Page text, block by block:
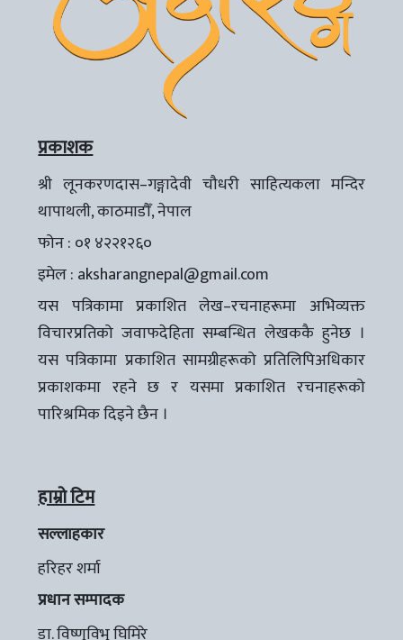
प्रकाशक
श्री लूनकरणदास–गङ्गादेवी चौधरी साहित्यकला मन्दिर
थापाथली, काठमाडौँ, नेपाल
फोन : ०१ ४२२१२६०
इमेल : aksharangnepal@gmail.com
यस पत्रिकामा प्रकाशित लेख–रचनाहरूमा अभिव्यक्त
विचारप्रतिको जवाफदेहिता सम्बन्धित लेखककै हुनेछ ।
यस पत्रिकामा प्रकाशित सामग्रीहरूको प्रतिलिपिअधिकार
प्रकाशकमा रहने छ र यसमा प्रकाशित रचनाहरूको
पारिश्रमिक दिइने छैन ।
हाम्रो टिम
सल्लाहकार
हरिहर शर्मा
प्रधान सम्पादक